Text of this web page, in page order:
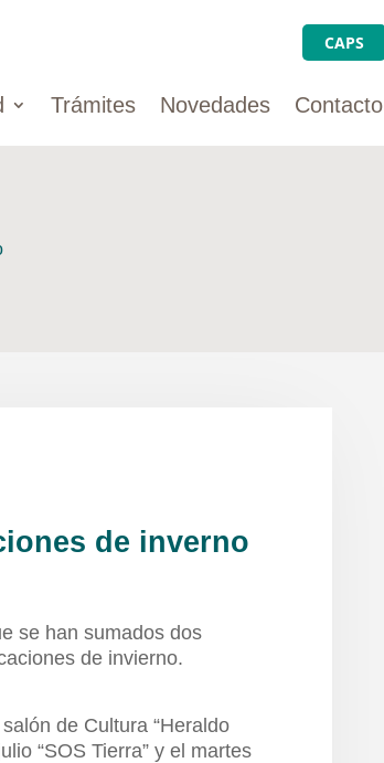
CAPS
Trámites Novedades Contacto
de inverno
se han sumados dos
de invierno.
de Cultura “Heraldo
“SOS Tierra” y el martes